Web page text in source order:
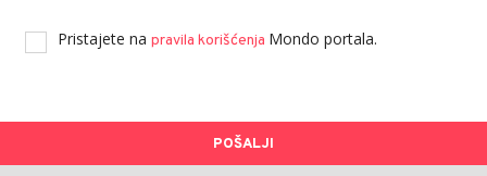
Pristajete na pravila korišćenja Mondo portala.
POŠALJI